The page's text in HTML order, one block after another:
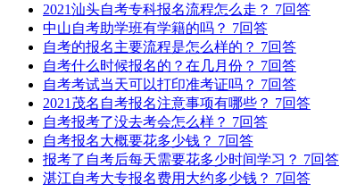
2021汕头自考专科报名流程怎么走？ 7回答
中山自考助学班有学籍的吗？ 7回答
自考的报名主要流程是怎么样的？ 7回答
自考什么时候报名的？在几月份？ 7回答
自考考试当天可以打印准考证吗？ 7回答
2021茂名自考报名注意事项有哪些？ 7回答
自考报考了没去考会怎么样？ 7回答
自考报名大概要花多少钱？ 7回答
报考了自考后每天需要花多少时间学习？ 7回答
湛江自考大专报名费用大约多少钱？ 7回答